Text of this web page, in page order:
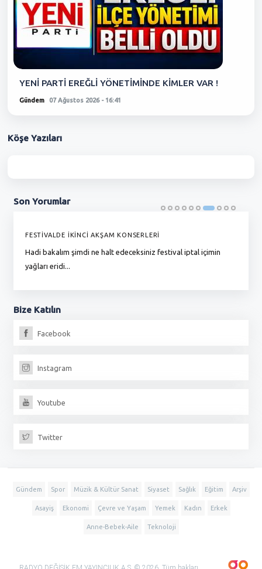
YENİ PARTİ EREĞLİ YÖNETİMİNDE KİMLER VAR !
Gündem 07 Ağustos 2026 - 16:41
Köşe Yazıları
Son Yorumlar
FESTİVALDE İKİNCİ AKŞAM KONSERLERİ
Hadi bakalım şimdi ne halt edeceksiniz festival iptal içimin
yağları eridi...
Bize Katılın
Facebook
Instagram
Youtube
Twitter
Gündem Spor Müzik & Kültür Sanat Siyaset Sağlık Eğitim Arşiv
Asayiş Ekonomi Çevre ve Yaşam Yemek Kadın Erkek
Anne-Bebek-Aile Teknoloji